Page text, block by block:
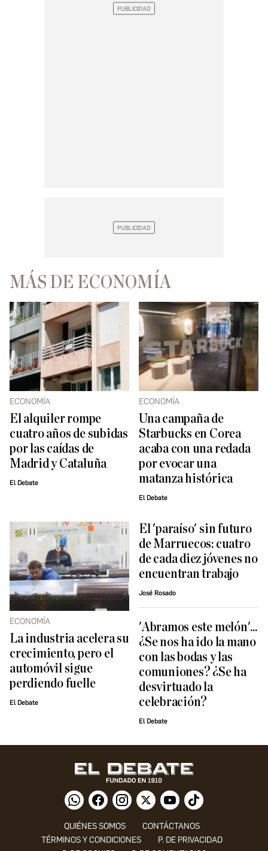
MÁS DE ECONOMÍA
ECONOMÍA
El alquiler rompe
cuatro años de subidas
por las caídas de
Madrid y Cataluña
El Debate
ECONOMÍA
Una campaña de
Starbucks en Corea
acaba con una redada
por evocar una
matanza histórica
El Debate
ECONOMÍA
La industria acelera su
crecimiento, pero el
automóvil sigue
perdiendo fuelle
El Debate
El 'paraíso' sin futuro
de Marruecos: cuatro
de cada diez jóvenes no
encuentran trabajo
José Rosado
'Abramos este melón'...
¿Se nos ha ido la mano
con las bodas y las
comuniones? ¿Se ha
desvirtuado la
celebración?
El Debate
QUIÉNES SOMOS
CONTÁCTANOS
TÉRMINOS Y CONDICIONES
P. DE PRIVACIDAD